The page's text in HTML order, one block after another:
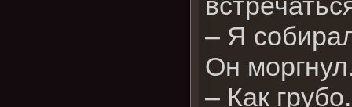
– Я
Он
– Как грубо.